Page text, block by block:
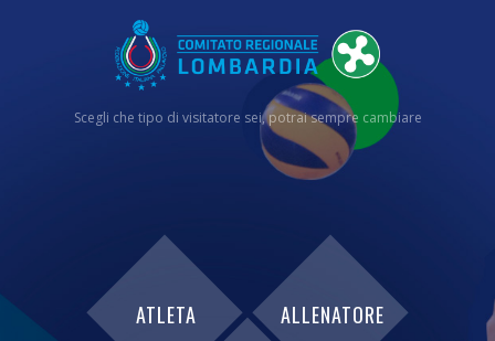
Scegli che tipo di visitatore sei, potrai sempre cambiare
ALLENATORE
ATLETA